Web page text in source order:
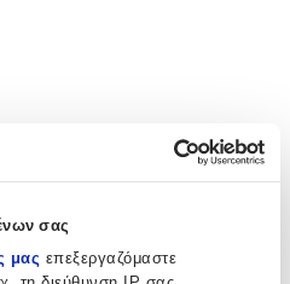
σας
μας επεξεργαζόμαστε